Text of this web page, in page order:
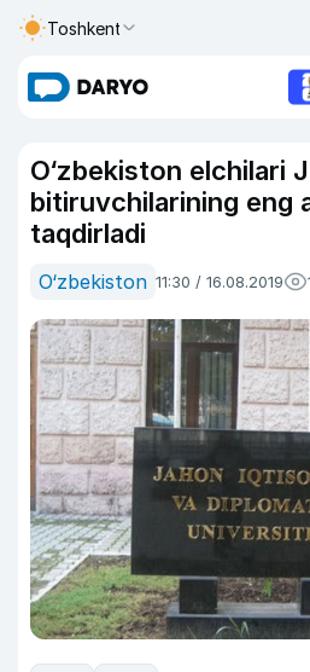
Toshkent
O‘zbekiston elchilari
bitiruvchilarining eng
taqdirladi
O‘zbekiston 11:30 / 16.08.2019